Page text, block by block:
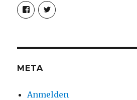
Profil
von
christoph.fleischer1
anzeigen
Profil
von
anzeigen
META
Anmelden